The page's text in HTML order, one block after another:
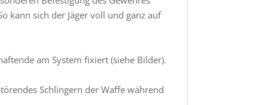
kann sich der Jäger voll und ganz auf
am System fixiert (siehe Bilder).
Schlingern der Waffe während